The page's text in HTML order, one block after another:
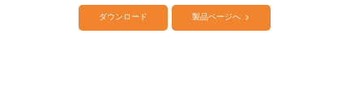
ダウンロード 製品ページへ